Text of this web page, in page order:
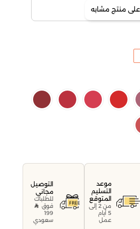
على منتج مشابه
موعد
التسليم
المتوقع
من 2 إلى
5 أيام
عمل
التوصيل
مجاني
للطلبات
فوق
199
سعودي